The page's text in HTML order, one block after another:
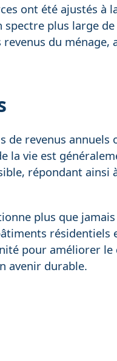
ont été ajustés à
plus large
du
de revenus annuels
la vie est
répondant ainsi
plus que
résidentiels
pour améliorer
avenir durable.